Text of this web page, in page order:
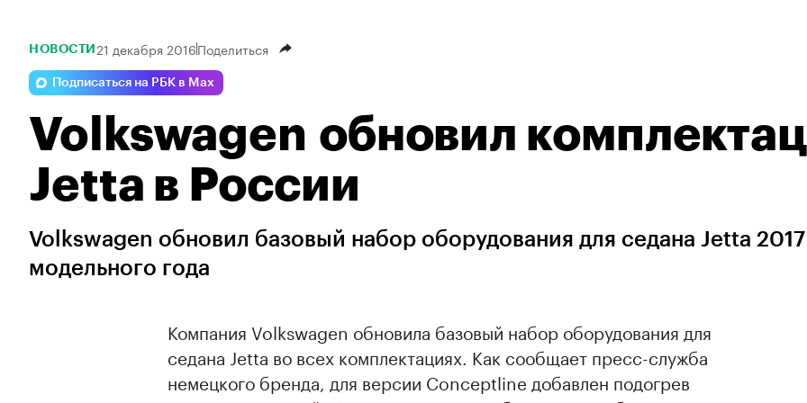
НОВОСТИ 21 декабря 2016Поделиться
Подписаться на РБК в Max
Volkswagen обновил
Jetta в России
Volkswagen обновил базовый набор оборудования для седана Jetta 2017
модельного года
Компания Volkswagen обновила базовый набор оборудования для
седана Jetta во всех комплектациях. Как сообщает пресс-служба
немецкого бренда, для версии Conceptline добавлен подогрев